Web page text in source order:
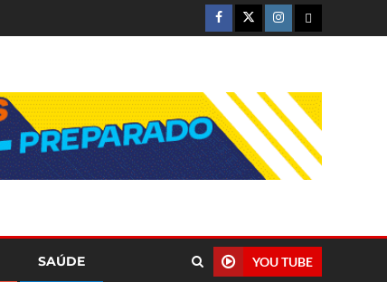
SAÚDE YOU TUBE